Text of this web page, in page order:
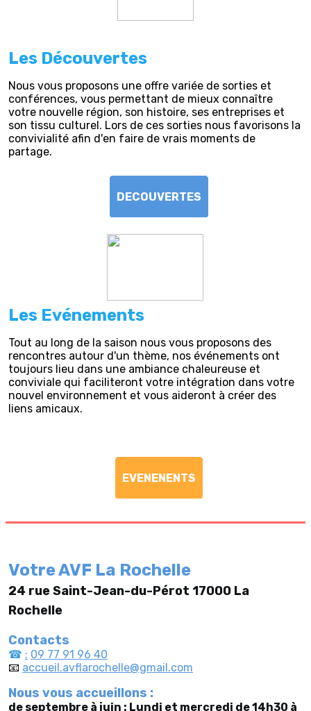
Les Découvertes
Nous vous proposons une offre variée de sorties et
conférences, vous permettant de mieux connaître
votre nouvelle région, son histoire, ses entreprises et
son tissu culturel. Lors de ces sorties nous favorisons la
convivialité afin d'en faire de vrais moments de
partage.
DECOUVERTES
Les Evénements
Tout au long de la saison nous vous proposons des
rencontres autour d'un thème, nos événements ont
toujours lieu dans une ambiance chaleureuse et
conviviale qui faciliteront votre intégration dans votre
nouvel environnement et vous aideront à créer des
liens amicaux.
EVENENENTS
Votre AVF La Rochelle
24 rue Saint-Jean-du-Pérot 17000 La
Rochelle
Contacts
☎ : 09 77 91 96 40
📧 accueil.avflarochelle@gmail.com
Nous vous accueillons :
de septembre à juin : Lundi et mercredi de 14h30 à